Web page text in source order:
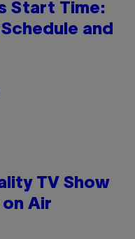
Start Time:
and
TV Show
Air